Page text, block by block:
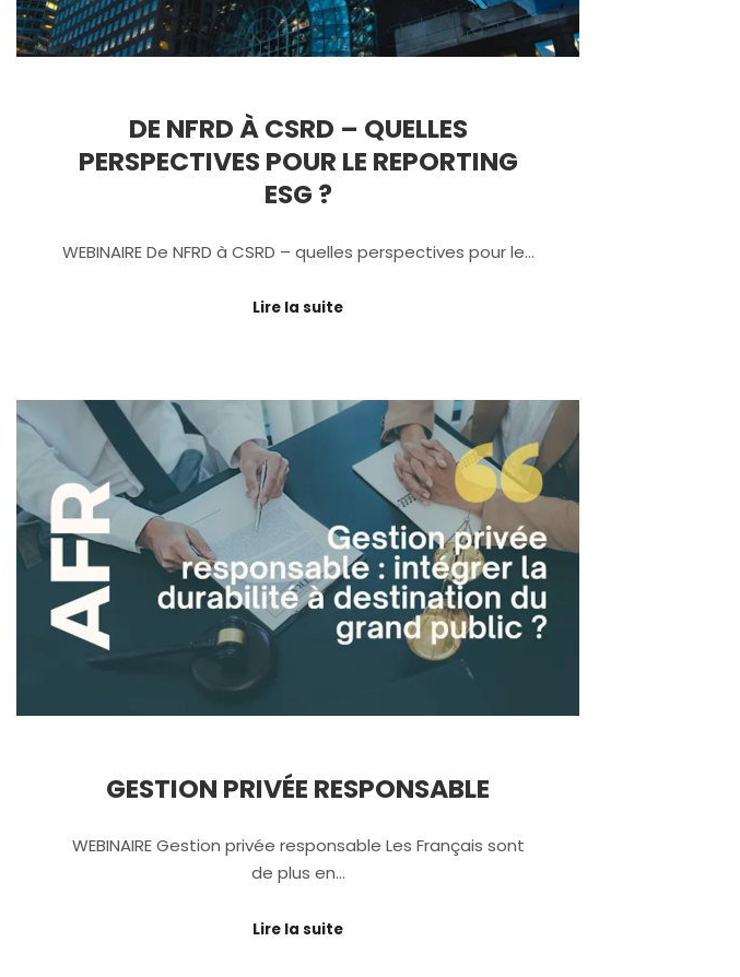
DE NFRD À CSRD – QUELLES
PERSPECTIVES POUR LE REPORTING
ESG ?
WEBINAIRE De NFRD à CSRD – quelles perspectives pour le…
Lire la suite
GESTION PRIVÉE RESPONSABLE
WEBINAIRE Gestion privée responsable Les Français sont
de plus en…
Lire la suite